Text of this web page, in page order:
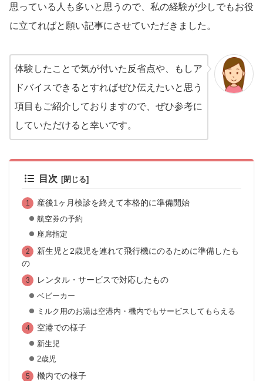
思っている人も多いと思うので、私の経験が少しでもお役
に立てればと願い記事にさせていただきました。
体験したことで気が付いた反省点や、もしア
ドバイスできるとすればぜひ伝えたいと思う
項目もご紹介しておりますので、ぜひ参考に
していただけると幸いです。
目次
産後1ヶ月検診を終えて本格的に準備開始
航空券の予約
座席指定
新生児と2歳児を連れて飛行機にのるために準備したも
の
レンタル・サービスで対応したもの
ベビーカー
ミルク用のお湯は空港内・機内でもサービスしてもらえる
空港での様子
新生児
2歳児
機内での様子